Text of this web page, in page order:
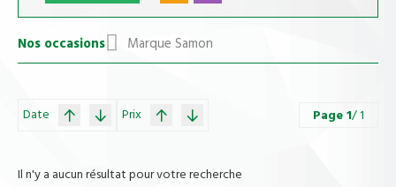
Nos occasions Marque Samon
Date Prix Page1/ 1
Il n'y a aucun résultat pour votre recherche